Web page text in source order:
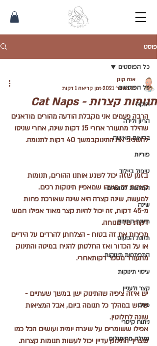
פוסט
כל הפוסטים
הנקה
הריון ולידה
בריאות האישה
פוריות
טיפול ביילוד
המלצות למוצרים
שינה
תזונת התינוק
תזונת הפעוט
התפתחות תינוקות
עיסוי תינוקות
קצר ולעניין
פגים
ניתוח קיסרי
גמילה מחיתולים
כל הפוסטים
תנומות קצרות - Cat Naps
אנה קוגן
13 באפר׳ 2021
זמן קריאה 1 דקות
הרבה פעמים אני מקבלת הודעה מהורים מודאגים
שהילד מתעורר אחרי 15 דקות שינה, אחרי שניסו
להשכיב את התינוקבמשך 40 דקות לתנומה.
בזמן שזה יכול לשגע אותנו ההורים, תנומות
קצרות זה משהו שמאפיין תינוקות רכים.
למעשה, שינה קצרה היא שינה שאורכת פחות
מ-45 דקות, זה יכול להיות קצר מאוד אפילו חמש
דקות של מנוחה.
מכירות את זה בטוח - הצלחתן להרדים על הידיים
או על הכדור ואז החלטתן להניח במיטה והתינוק
מתעורר מספר דקותאחרי.
יש איזה ציפיה שהתינוק ישן במשך שעתיים -
שלוש במהלך כל תנומה ביום, אבל המציאות
שונה לחלוטין.
אפילו ששומרים על שיגרה יומית ועושים הכל כמו
שצריך התינוק עדיין יכול לעשות תנומות קצרות.